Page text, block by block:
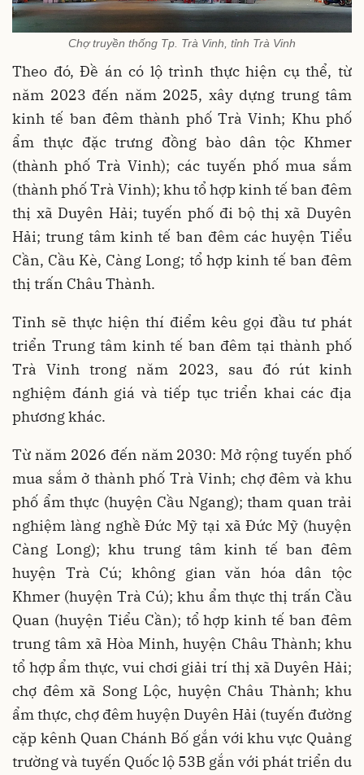
Chợ truyền thống Tp. Trà Vinh, tỉnh Trà Vinh
Theo đó, Đề án có lộ trình thực hiện cụ thể, từ
năm 2023 đến năm 2025, xây dựng trung tâm
kinh tế ban đêm thành phố Trà Vinh; Khu phố
ẩm thực đặc trưng đồng bào dân tộc Khmer
(thành phố Trà Vinh); các tuyến phố mua sắm
(thành phố Trà Vinh); khu tổ hợp kinh tế ban đêm
thị xã Duyên Hải; tuyến phố đi bộ thị xã Duyên
Hải; trung tâm kinh tế ban đêm các huyện Tiểu
Cần, Cầu Kè, Càng Long; tổ hợp kinh tế ban đêm
thị trấn Châu Thành.
Tỉnh sẽ thực hiện thí điểm kêu gọi đầu tư phát
triển Trung tâm kinh tế ban đêm tại thành phố
Trà Vinh trong năm 2023, sau đó rút kinh
nghiệm đánh giá và tiếp tục triển khai các địa
phương khác.
Từ năm 2026 đến năm 2030: Mở rộng tuyến phố
mua sắm ở thành phố Trà Vinh; chợ đêm và khu
phố ẩm thực (huyện Cầu Ngang); tham quan trải
nghiệm làng nghề Đức Mỹ tại xã Đức Mỹ (huyện
Càng Long); khu trung tâm kinh tế ban đêm
huyện Trà Cú; không gian văn hóa dân tộc
Khmer (huyện Trà Cú); khu ẩm thực thị trấn Cầu
Quan (huyện Tiểu Cần); tổ hợp kinh tế ban đêm
trung tâm xã Hòa Minh, huyện Châu Thành; khu
tổ hợp ẩm thực, vui chơi giải trí thị xã Duyên Hải;
chợ đêm xã Song Lộc, huyện Châu Thành; khu
ẩm thực, chợ đêm huyện Duyên Hải (tuyến đường
cặp kênh Quan Chánh Bố gắn với khu vực Quảng
trường và tuyến Quốc lộ 53B gắn với phát triển du